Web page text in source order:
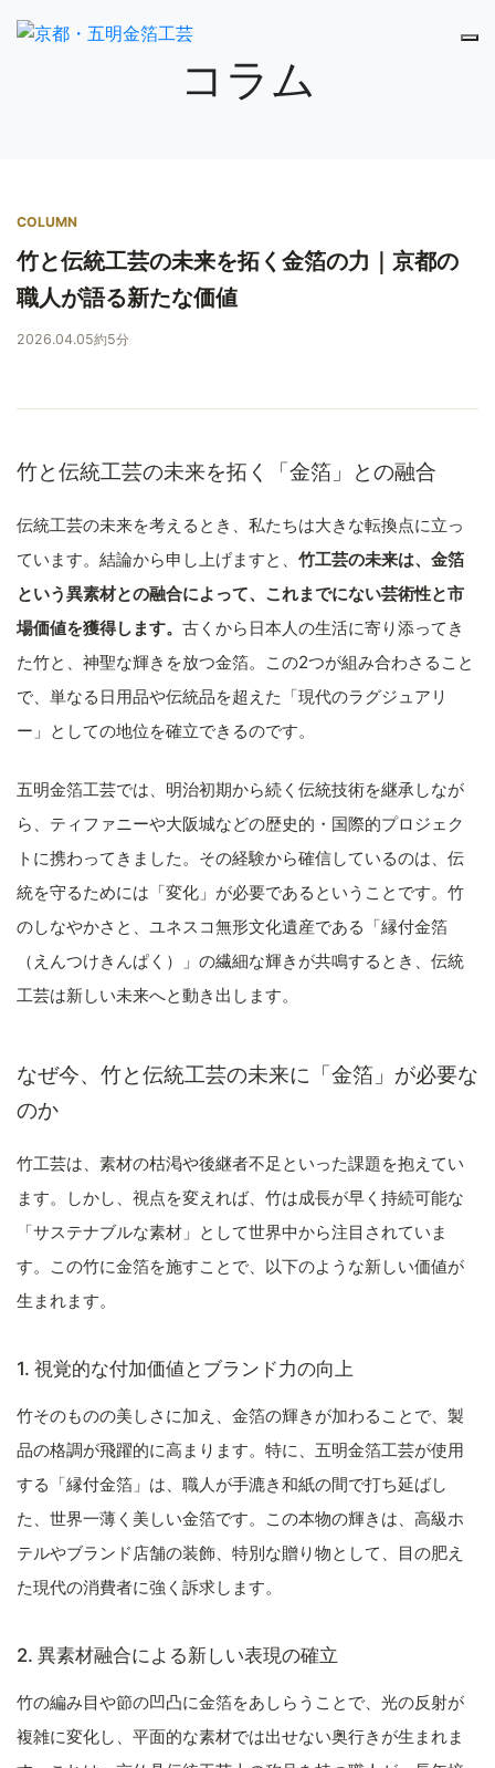
コラム
COLUMN
竹と伝統工芸の未来を拓く金箔の力｜京都の
職人が語る新たな価値
2026.04.05約5分
竹と伝統工芸の未来を拓く「金箔」との融合
伝統工芸の未来を考えるとき、私たちは大きな転換点に立っ
ています。結論から申し上げますと、 竹工芸の未来は、金箔
という異素材との融合によって、これまでにない芸術性と市
場価値を獲得します。 古くから日本人の生活に寄り添ってき
た竹と、神聖な輝きを放つ金箔。この2つが組み合わさること
で、単なる日用品や伝統品を超えた「現代のラグジュアリ
ー」としての地位を確立できるのです。
五明金箔工芸では、明治初期から続く伝統技術を継承しなが
ら、ティファニーや大阪城などの歴史的・国際的プロジェク
トに携わってきました。その経験から確信しているのは、伝
統を守るためには「変化」が必要であるということです。竹
のしなやかさと、ユネスコ無形文化遺産である「縁付金箔
（えんつけきんぱく）」の繊細な輝きが共鳴するとき、伝統
工芸は新しい未来へと動き出します。
なぜ今、竹と伝統工芸の未来に「金箔」が必要な
のか
竹工芸は、素材の枯渇や後継者不足といった課題を抱えてい
ます。しかし、視点を変えれば、竹は成長が早く持続可能な
「サステナブルな素材」として世界中から注目されていま
す。この竹に金箔を施すことで、以下のような新しい価値が
生まれます。
1. 視覚的な付加価値とブランド力の向上
竹そのものの美しさに加え、金箔の輝きが加わることで、製
品の格調が飛躍的に高まります。特に、五明金箔工芸が使用
する「縁付金箔」は、職人が手漉き和紙の間で打ち延ばし
た、世界一薄く美しい金箔です。この本物の輝きは、高級ホ
テルやブランド店舗の装飾、特別な贈り物として、目の肥え
た現代の消費者に強く訴求します。
2. 異素材融合による新しい表現の確立
竹の編み目や節の凹凸に金箔をあしらうことで、光の反射が
複雑に変化し、平面的な素材では出せない奥行きが生まれま